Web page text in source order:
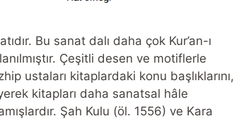
Bu sanat dalı daha çok Kur’an-ı
Çeşitli desen ve motiflerle
ustaları kitaplardaki konu başlıklarını,
kitapları daha sanatsal hâle
Şah Kulu (öl. 1556) ve Kara